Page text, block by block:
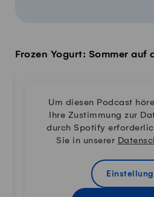
Frozen Yogurt: Sommer auf
Um diesen Podcast
Ihre Zustimmung zur
durch Spotify
Sie in unserer